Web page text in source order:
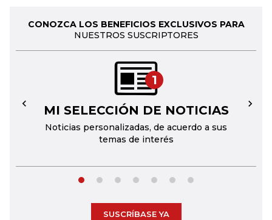
CONOZCA LOS BENEFICIOS EXCLUSIVOS PARA
NUESTROS SUSCRIPTORES
1
MI SELECCIÓN DE NOTICIAS
Noticias personalizadas, de acuerdo a sus
temas de interés
← →
SUSCRÍBASE YA